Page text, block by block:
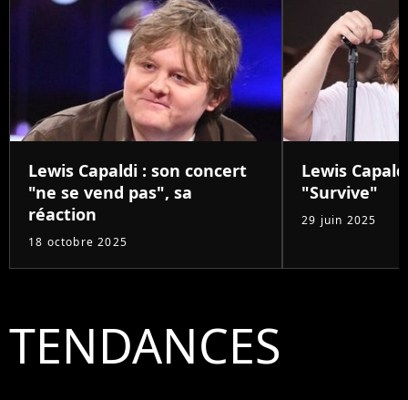
Lewis Capaldi : son concert
"ne se vend pas", sa
réaction
18 octobre 2025
Lewis
"Survive"
29 juin 2025
TENDANCES